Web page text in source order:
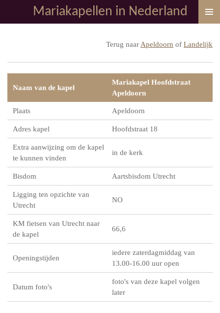
direct
Mariakapellen in Nederland
Terug naar Apeldoorn of Landelijk
Naam van de kapel
Mariakapel Hoofdstraat
Apeldoorn
Plaats Apeldoorn
Adres kapel Hoofdstraat 18
Extra aanwijzing om de kapel
te kunnen vinden
in de kerk
Bisdom Aartsbisdom Utrecht
Ligging ten opzichte van
Utrecht
NO
KM fietsen van Utrecht naar
de kapel
66,6
Openingstijden
iedere zaterdagmiddag van
13.00-16.00 uur open
Datum foto's
foto's van deze kapel volgen
later